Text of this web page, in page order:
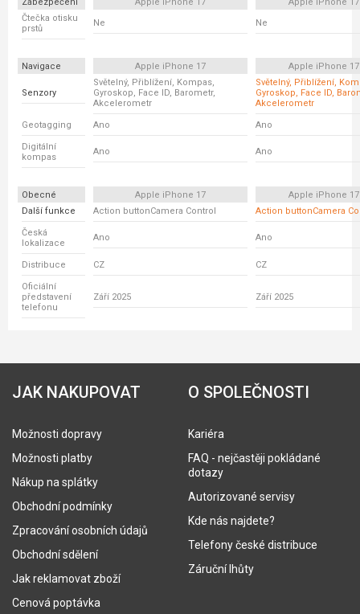
Čtečka otisku
prstů
Ne Ne
Navigace Apple iPhone 17 Apple iPhone
Senzory
Světelný, Přiblížení, Kompas,
Gyroskop, Face ID, Barometr,
Akcelerometr
Světelný, Přiblížení,
Gyroskop, Face ID,
Akcelerometr
Geotagging Ano Ano
Digitální
kompas
Ano Ano
Obecné Apple iPhone 17
Apple iPhone
Další funkce
Action buttonCamera Control Action buttonCamera
Česká
lokalizace
Ano Ano
Distribuce CZ CZ
Oficiální
představení
telefonu
Září 2025 Září 2025
JAK NAKUPOVAT
Možnosti dopravy
Možnosti platby
Nákup na splátky
Obchodní podmínky
Zpracování osobních údajů
Obchodní sdělení
Jak reklamovat zboží
Cenová poptávka
O SPOLEČNOSTI
Kariéra
FAQ - nejčastěji pokládané
dotazy
Autorizované servisy
Kde nás najdete?
Telefony české distribuce
Záruční lhůty